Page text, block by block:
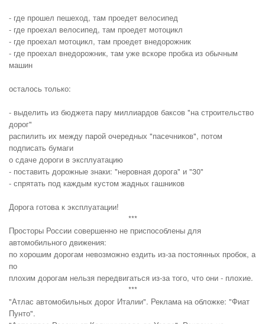
- где прошел пешеход, там проедет велосипед
- где проехал велосипед, там проедет мотоцикл
- где проехал мотоцикл, там проедет внедорожник
- где проехал внедорожник, там уже вскоре пробка из обычным
машин
осталось только:
- выделить из бюджета пару миллиардов баксов "на строительство
дорог"
распилить их между парой очередных "пасечников", потом
подписать бумаги
о сдаче дороги в эксплуатацию
- поставить дорожные знаки: "неровная дорога" и "30"
- спрятать под каждым кустом жадных гашников
Дорога готова к эксплуатации!
***
Просторы России совершенно не приспособлены для
автомобильного движения:
по хорошим дорогам невозможно ездить из-за постоянных пробок, а
по
плохим дорогам нельзя передвигаться из-за того, что они - плохие.
***
"Атлас автомобильных дорог Италии". Реклама на обложке: "Фиат
Пунто".